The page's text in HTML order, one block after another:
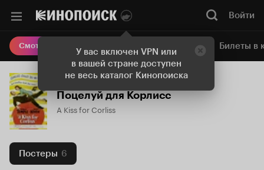
У вас включен VPN или
в вашей стране доступен
не весь каталог Кинопоиска
Войти
Смотреть кино Онлайн-кинотеатр Билеты в
Поцелуй для Корлисс
A Kiss for Corliss
Постеры 6